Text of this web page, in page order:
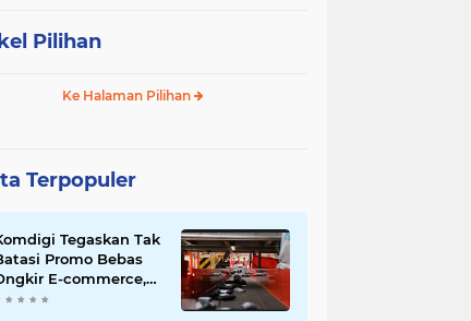
Pilihan
Ke Halaman Pilihan
Terpopuler
Tegaskan Tak
Promo Bebas
E-commerce,
Perusahaan Kurir